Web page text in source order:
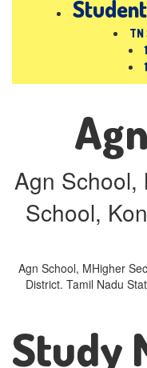
Agn School,
School,
Agn School, MHigher
District. Tamil Nadu
Study